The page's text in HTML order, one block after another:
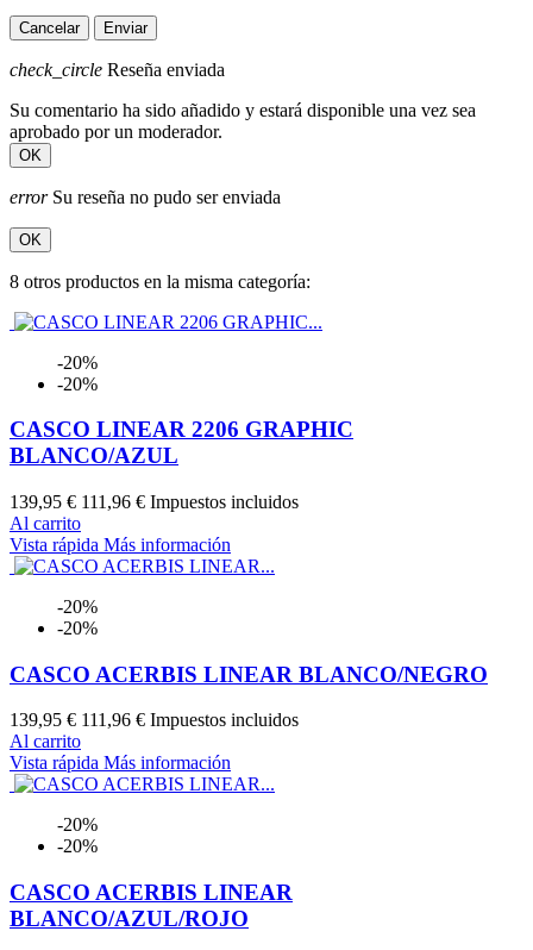
Cancelar Enviar
check_circle Reseña enviada
Su comentario ha sido añadido y estará disponible una vez sea
aprobado por un moderador.
OK
errorSu reseña no pudo ser enviada
OK
8 otros productos en la misma categoría:
-20%
-20%
CASCO LINEAR 2206 GRAPHIC
BLANCO/AZUL
139,95 € 111,96 € Impuestos incluidos
Al carrito
Vista rápida Más información
-20%
-20%
CASCO ACERBIS LINEAR BLANCO/NEGRO
139,95 € 111,96 € Impuestos incluidos
Al carrito
Vista rápida Más información
-20%
-20%
CASCO ACERBIS LINEAR
BLANCO/AZUL/ROJO